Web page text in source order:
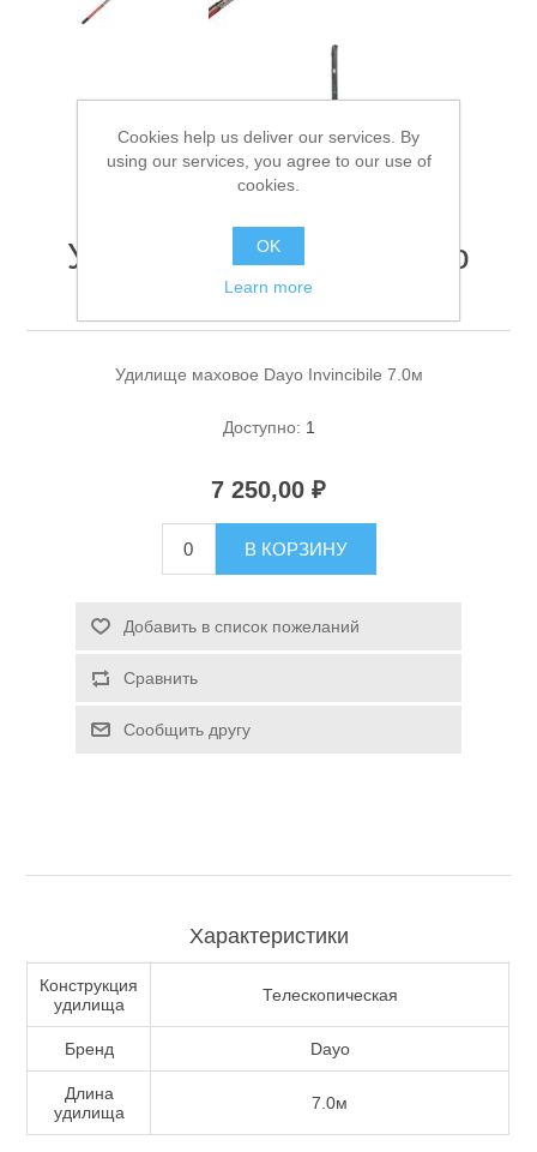
Удилище маховое Dayo
Invincibile 7.0м
Удилище маховое Dayo Invincibile 7.0м
Доступно: 1
7 250,00 ₽
В КОРЗИНУ
Добавить в список пожеланий
Сравнить
Сообщить другу
Характеристики
Конструкция
удилища
Телескопическая
Бренд Dayo
Длина
удилища
7.0м
Cookies help us deliver our services. By
using our services, you agree to our use of
cookies.
OK
Learn more